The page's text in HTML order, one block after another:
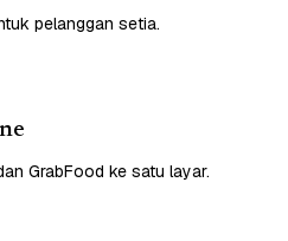
pelanggan setia.
GrabFood ke satu layar.